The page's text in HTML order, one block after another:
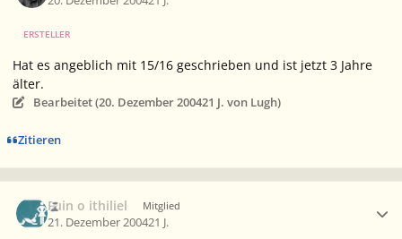
ERSTELLER
Hat es angeblich mit 15/16 geschrieben und ist jetzt 3 Jahre
älter.
Bearbeitet (20. Dezember 200421 J. von Lugh)
Zitieren
Fuin o ithiliel Mitglied
21. Dezember 200421 J.